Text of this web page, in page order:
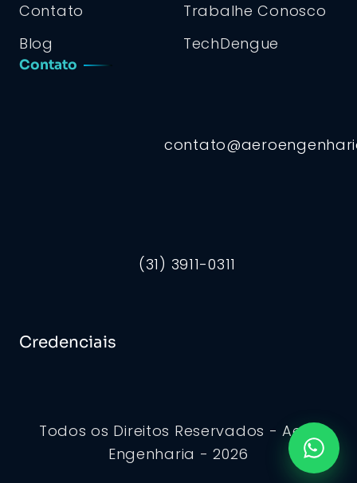
Contato
Trabalhe Conosco
Blog
TechDengue
Contato
(31) 3911-0311
Credenciais
Todos os Direitos Reservados - Aero
Engenharia - 2026